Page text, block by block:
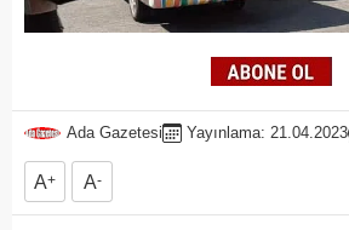
Ada Gazetesi Yayınlama: 21.04.2023
A+ A-